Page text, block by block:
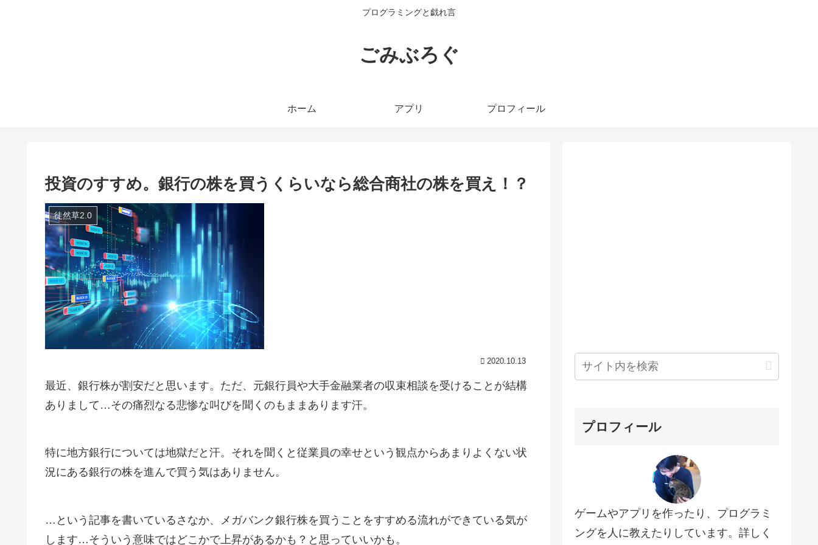
プログラミングと戯れ言
ごみぶろぐ
ホーム アプリ プロフィール
投資のすすめ。銀行の株を買うくらいなら総合商社の株を買え！？
徒然草2.0
2020.10.13
最近、銀行株が割安だと思います。ただ、元銀行員や大手金融業者の収束相談を受けることが結構
ありまして…その痛烈なる悲惨な叫びを聞くのもままあります汗。
特に地方銀行については地獄だと汗。それを聞くと従業員の幸せという観点からあまりよくない状
況にある銀行の株を進んで買う気はありません。
…という記事を書いているさなか、メガバンク銀行株を買うことをすすめる流れができている気が
します…そういう意味ではどこかで上昇があるかも？と思っていいかも。
プロフィール
ゲームやアプリを作ったり、プログラミ
ングを人に教えたりしています。詳しく